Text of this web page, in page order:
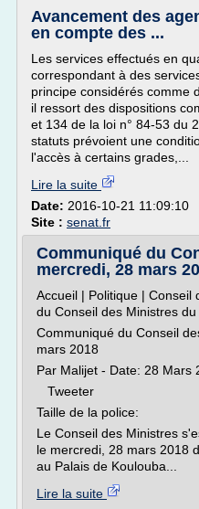
Avancement des
en compte des ...
Les services effectués en
correspondant à des
principe considérés comme
il ressort des dispositions
et 134 de la loi n° 84-53 du
statuts prévoient une
l'accès à certains grades,...
Lire la suite
Date: 2016-10-21 11:09:10
Site : senat.fr
Communiqué du
mercredi, 28 mars
Accueil | Politique | Conseil
du Conseil des Ministres
Communiqué du Conseil
mars 2018
Par Malijet - Date: 28 Mars
Tweeter
Taille de la police:
Le Conseil des Ministres
le mercredi, 28 mars 2018
au Palais de Koulouba...
Lire la suite